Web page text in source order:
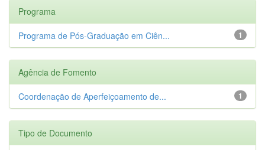
Programa
1
Programa de Pós-Graduação em Ciên...
Agência de Fomento
1
Coordenação de Aperfeiçoamento de...
Tipo de Documento